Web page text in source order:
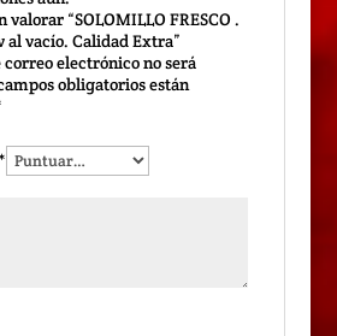
valorar “SOLOMILLO FRESCO .
al vacío. Calidad Extra”
electrónico no será
obligatorios están
*